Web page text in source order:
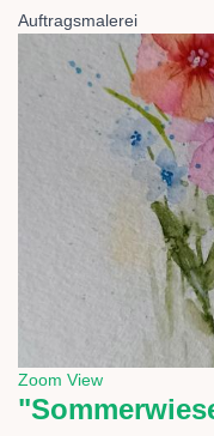
Auftragsmalerei
Zoom View